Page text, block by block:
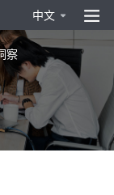
中文
察